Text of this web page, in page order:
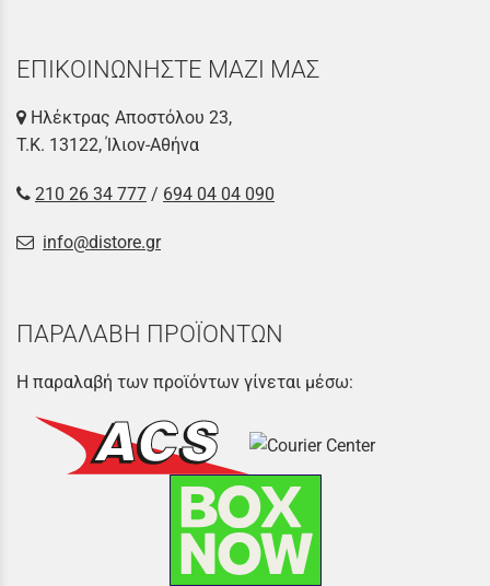
ΕΠΙΚΟΙΝΩΝΗΣΤΕ ΜΑΖΙ ΜΑΣ
Ηλέκτρας Αποστόλου 23,
Τ.Κ. 13122, Ίλιον-Αθήνα
210 26 34 777 / 694 04 04 090
info@distore.gr
ΠΑΡΑΛΑΒΗ ΠΡΟΪΟΝΤΩΝ
Η παραλαβή των προϊόντων γίνεται μέσω: